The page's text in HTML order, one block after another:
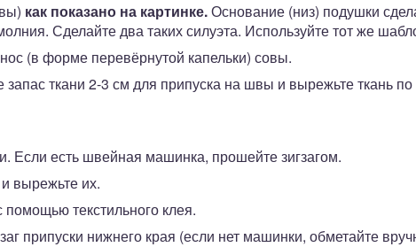
как показано на картинке.Основание (низ) подушки
Сделайте два таких силуэта. Используйте тот же
(в форме перевёрнутой капельки) совы.
запас ткани 2-3 см для припуска на швы и вырежьте ткань
Если есть швейная машинка, прошейте зигзагом.
вырежьте их.
текстильного клея.
припуски нижнего края (если нет машинки, обметайте